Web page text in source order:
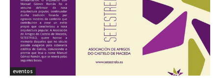
eventos